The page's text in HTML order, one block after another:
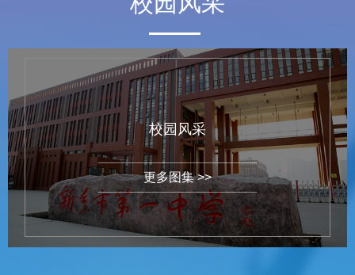
校园风采
更多图集 >>